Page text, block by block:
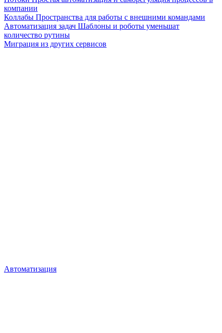
компании
Коллабы Пространства для работы с внешними командами
Автоматизация задач Шаблоны и роботы уменьшат
количество рутины
Миграция из других сервисов
Автоматизация